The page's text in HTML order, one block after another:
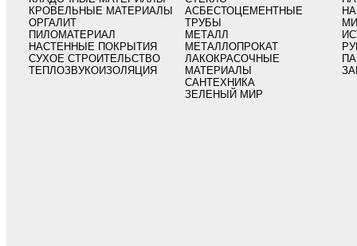
КРОВЕЛЬНЫЕ МАТЕРИАЛЫ
ОРГАЛИТ
ПИЛОМАТЕРИАЛ
НАСТЕННЫЕ ПОКРЫТИЯ
СУХОЕ СТРОИТЕЛЬСТВО
ТЕПЛОЗВУКОИЗОЛЯЦИЯ
АСБЕСТОЦЕМЕНТНЫЕ
ТРУБЫ
МЕТАЛЛ
МЕТАЛЛОПРОКАТ
ЛАКОКРАСОЧНЫЕ
МАТЕРИАЛЫ
САНТЕХНИКА
ЗЕЛЕНЫЙ МИР